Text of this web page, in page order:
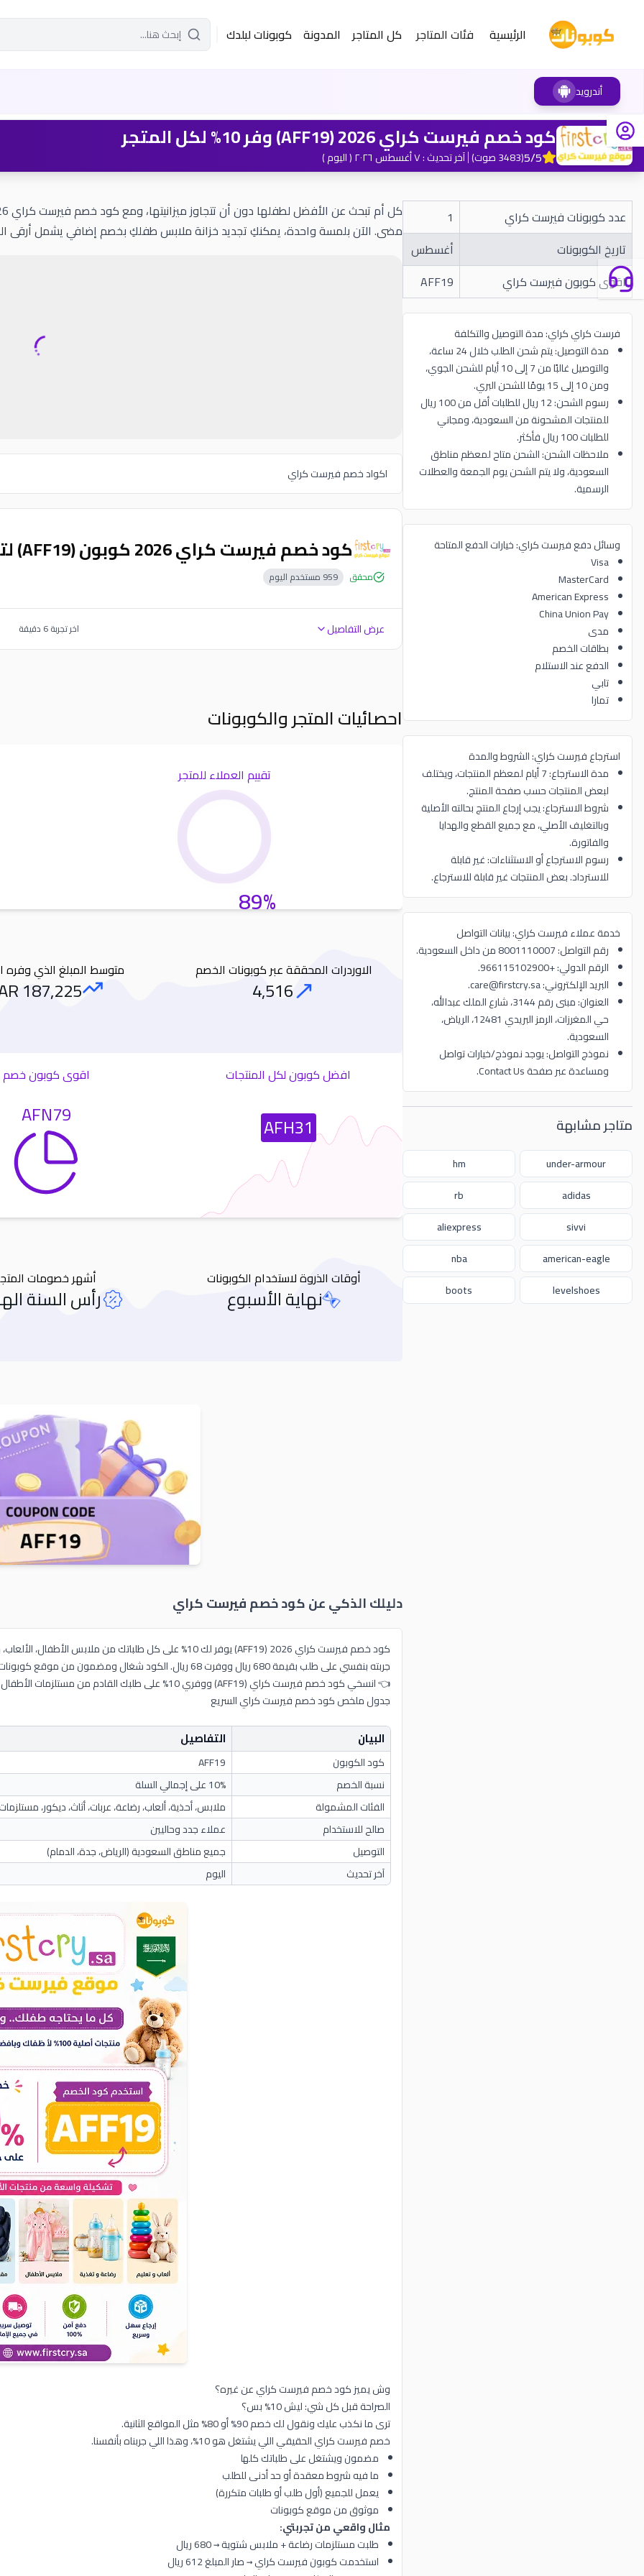
الرئيسية فئات المتاجر كل المتاجر المدونة كوبونات لبلدك
أندرويد
كود خصم فيرست كراي 2026 (AFF19) وفر 10% لكل المتجر
5/5
(
3483صوت) آخر تحديث:٧ أغسطس ٢٠٢٦ ( اليوم )
مضى. الآن بلمسة واحدة، يمكنكِ تجديد خزانة ملابس طفلكِ بخصم إضافي يشمل أرقى
اكواد خصم فيرست كراي
كود خصم فيرست كراي 2026 كوبون (AFF19) لتوفير 10%
محقق 959 مستخدم اليوم
عرض التفاصيل اخر تجربة6 دقيقة
احصائيات المتجر والكوبونات
تقييم العملاء للمتجر
89%
الاوردرات المحققة عبر كوبونات الخصم
Orders
4,516
متوسط المبلغ الذي وفره
Saved
187,225
افضل كوبون لكل المنتجات
Most Used Coupon
AFH31
اقوى كوبون خصم
AFN79
أوقات الذروة لاستخدام الكوبونات
Orders
نهاية الأسبوع
أشهر خصومات
رأس السنة
دليلك الذكي عن كود خصمفيرست كراي
كود خصم فيرست كراي 2026 (AFF19) يوفر لك 10% على كل طلباتك من ملابس الأطفال، الألعاب، مستلزمات الرضاعة، والعربات.
جربته بنفسي على طلب بقيمة 680 ريال ووفرت 68 ريال. الكود شغال ومضمون من موقع كوبونات للعائلات السعودية.
👈 انسخي كود خصم فيرست كراي (AFF19) ووفري 10% على طلبك القادم من مستلزمات الأطفال والأمومة.
جدول ملخص كود خصم فيرست كراي السريع
البيان التفاصيل
كود الكوبون
AFF19
نسبة الخصم
10% على إجمالي السلة
الفئات المشمولة
ملابس، أحذية، ألعاب، رضاعة، عربات، أثاث، ديكور،
صالح للاستخدام
عملاء جدد وحاليين
التوصيل
جميع مناطق السعودية (الرياض، جدة، الدمام)
آخر تحديث
اليوم
وش يميز كود خصم فيرست كراي عن غيره؟
الصراحة قبل كل شي: ليش 10% بس؟
ترى ما نكذب عليك ونقول لك خصم 90% أو 80% مثل المواقع الثانية.
خصم فيرست كراي الحقيقي اللي يشتغل هو 10%، وهذا اللي جربناه بأنفسنا.
مضمون ويشتغل على طلباتك كلها
ما فيه شروط معقدة أو حد أدنى للطلب
يعمل للجميع (أول طلب أو طلبات متكررة)
موثوق من موقع كوبونات
مثال واقعي من تجربتي:
طلبت مستلزمات رضاعة + ملابس شتوية → 680 ريال
استخدمت كوبون فيرست كراي → صار المبلغ 612 ريال
عدد كوبونات فيرست كراي
1
تاريخ الكوبونات
أغسطس
اقوى كوبون فيرست كراي
AFF19
فرست كراي كراي: مدة التوصيل والتكلفة
مدة التوصيل: يتم شحن الطلب خلال 24 ساعة،
والتوصيل غالبًا من 7 إلى 10 أيام للشحن الجوي،
ومن 10 إلى 15 يومًا للشحن البري.
رسوم الشحن: 12 ريال للطلبات أقل من 100 ريال
للمنتجات المشحونة من السعودية، ومجاني
للطلبات 100 ريال فأكثر.
ملاحظات الشحن: الشحن متاح لمعظم مناطق
السعودية، ولا يتم الشحن يوم الجمعة والعطلات
الرسمية.
وسائل دفع فيرست كراي: خيارات الدفع المتاحة
Visa
MasterCard
American Express
China Union Pay
مدى
بطاقات الخصم
الدفع عند الاستلام
تابي
تمارا
استرجاع فيرست كراي: الشروط والمدة
مدة الاسترجاع: 7 أيام لمعظم المنتجات، ويختلف
لبعض المنتجات حسب صفحة المنتج.
شروط الاسترجاع: يجب إرجاع المنتج بحالته الأصلية
وبالتغليف الأصلي، مع جميع القطع والهدايا
والفاتورة.
رسوم الاسترجاع أو الاستثناءات: غير قابلة
للاسترداد. بعض المنتجات غير قابلة للاسترجاع.
خدمة عملاء فيرست كراي: بيانات التواصل
رقم التواصل: 8001110007 من داخل السعودية.
الرقم الدولي: +966115102900.
البريد الإلكتروني: care@firstcry.sa.
العنوان: مبنى رقم 3144، شارع الملك عبدالله،
حي المغرزات، الرمز البريدي 12481، الرياض،
السعودية.
نموذج التواصل: يوجد نموذج/خيارات تواصل
ومساعدة عبر صفحة Contact Us.
متاجر مشابهة
under-armour
hm
adidas
rb
sivvi
aliexpress
american-eagle
nba
levelshoes
boots